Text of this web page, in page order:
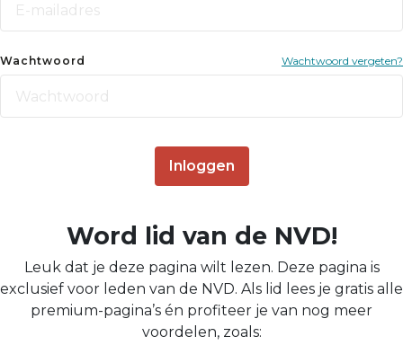
Wachtwoord Wachtwoord vergeten?
Inloggen
Word lid van de NVD!
Leuk dat je deze pagina wilt lezen. Deze pagina is
exclusief voor leden van de NVD. Als lid lees je gratis alle
premium-pagina’s én profiteer je van nog meer
voordelen, zoals: